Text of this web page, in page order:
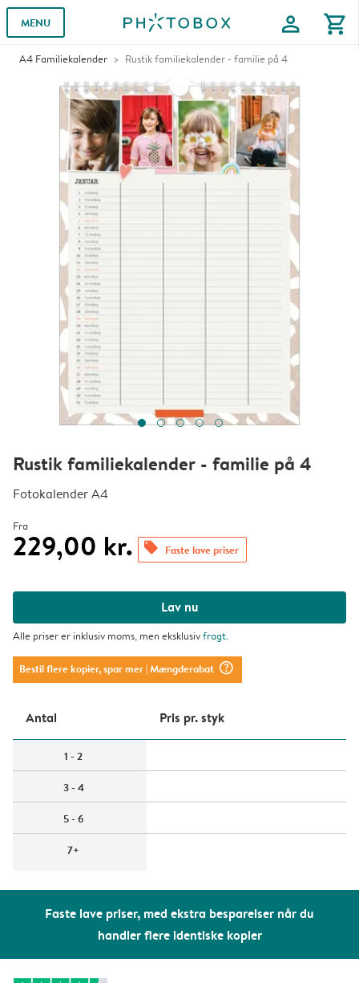
MENU profile shopping_cart
A4 Familiekalender Rustik familiekalender - familie på 4
Faste lave priser, med ekstra besparelser når du
handler flere identiske kopier
Rustik familiekalender - familie på 4
Fotokalender A4
Fra
229,00 kr. offers Faste lave priser
Lav nu
Alle priser er inklusiv moms, men eksklusivfragt.
Bestil flere kopier, spar mer| Mængderabat question_mark_circle
Antal Pris pr. styk
1 - 2
3 - 4
5 - 6
7+